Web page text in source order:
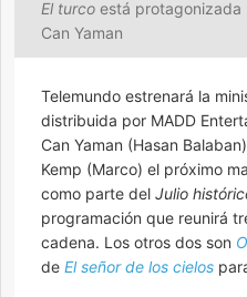
El turco está protagonizada
Can Yaman
Telemundo estrenará la
distribuida por MADD
Can Yaman (Hasan
Kemp (Marco) el próximo
como parte del Julio
programación que reunirá
cadena. Los otros dos son
de El señor de los cielos